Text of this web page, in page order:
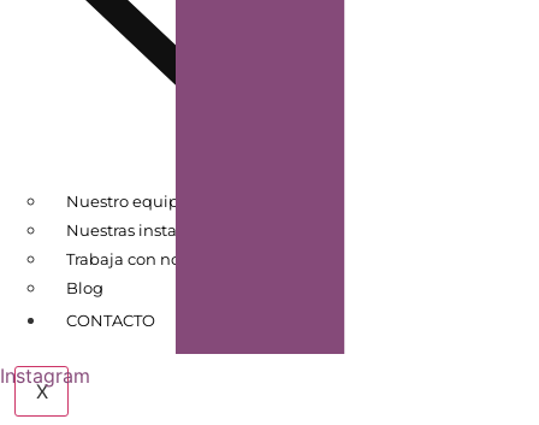
Nuestro equipo
Nuestras instalaciones
Trabaja con nosotros
Blog
CONTACTO
X
Instagram